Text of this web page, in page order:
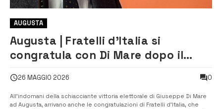
AUGUSTA
Augusta | Fratelli d’Italia si
congratula con Di Mare dopo il
la sua presenza”
26 MAGGIO 2026 0
All’indomani della schiacciante vittoria elettorale di Giuseppe Di Mare
ad Augusta, arrivano anche le congratulazioni di Fratelli d’Italia, che